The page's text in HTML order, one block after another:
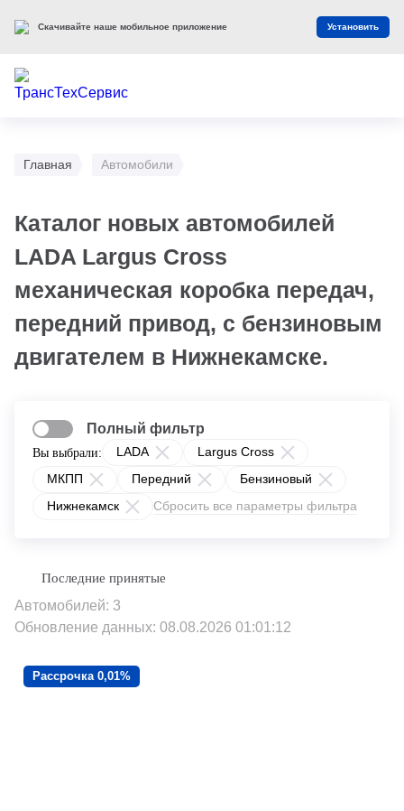
Главная Автомобили
Каталог новых автомобилей
LADA Largus Cross
механическая коробка передач,
передний привод, с бензиновым
двигателем в Нижнекамске.
Вы выбрали: LADA
Largus Cross
МКПП
Передний
Бензиновый
Нижнекамск
Сбросить все параметры фильтра
Полный фильтр
Автомобилей: 3
Обновление данных: 08.08.2026 01:01:12
Рассрочка 0,01%
Оцените наш сайт Оценить